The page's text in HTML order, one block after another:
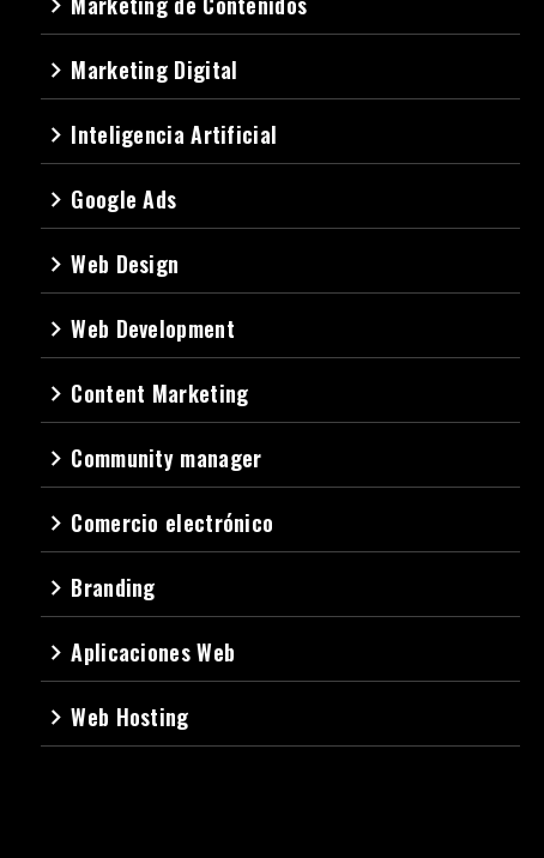
navigate_next Marketing Digital
navigate_next Inteligencia Artificial
navigate_next Google Ads
navigate_nextWeb Design
navigate_nextWeb Development
navigate_next Content Marketing
navigate_next Community manager
navigate_next Comercio electrónico
navigate_next Branding
navigate_nextAplicaciones Web
navigate_nextWeb Hosting